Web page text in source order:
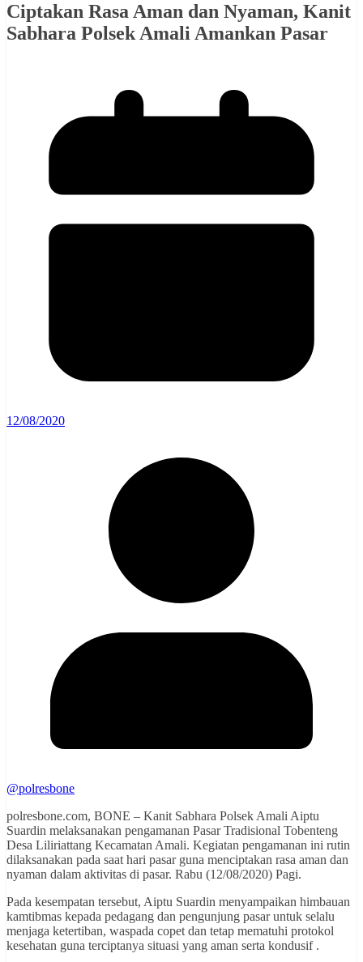
Ciptakan Rasa Aman dan Nyaman, Kanit
Sabhara Polsek Amali Amankan Pasar
12/08/2020
@polresbone
polresbone.com, BONE – Kanit Sabhara Polsek Amali Aiptu
Suardin melaksanakan pengamanan Pasar Tradisional Tobenteng
Desa Liliriattang Kecamatan Amali. Kegiatan pengamanan ini rutin
dilaksanakan pada saat hari pasar guna menciptakan rasa aman dan
nyaman dalam aktivitas di pasar. Rabu (12/08/2020) Pagi.
Pada kesempatan tersebut, Aiptu Suardin menyampaikan himbauan
kamtibmas kepada pedagang dan pengunjung pasar untuk selalu
menjaga ketertiban, waspada copet dan tetap mematuhi protokol
kesehatan guna terciptanya situasi yang aman serta kondusif .